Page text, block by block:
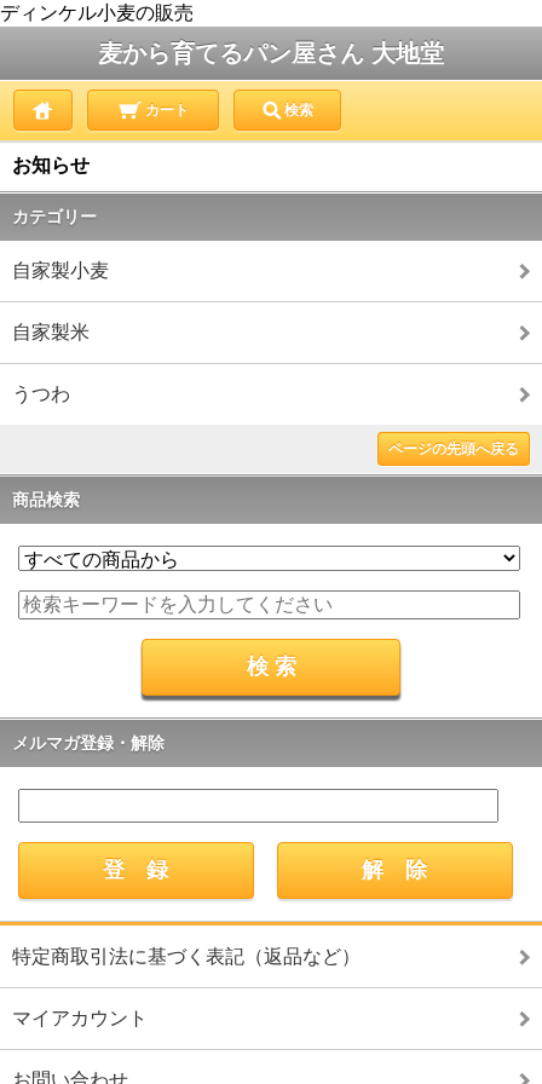
ディンケル小麦の販売
麦から育てるパン屋さん 大地堂
カート 検索
お知らせ
カテゴリー
自家製小麦
自家製米
うつわ
ページの先頭へ戻る
商品検索
メルマガ登録・解除
特定商取引法に基づく表記（返品など）
マイアカウント
お問い合わせ